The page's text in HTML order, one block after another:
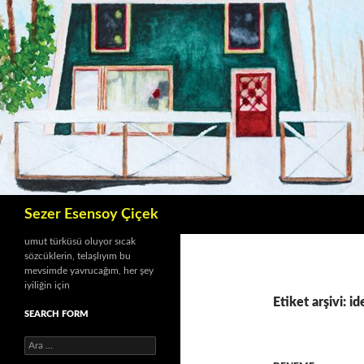
İçeriğe
atla
Sezer Esensoy Çiçek
Etiket arşivi:
umut türküsü oluyor sıcak
sözcüklerin, telaşlıyım bu
mevsimde yavrucağım, her şey
iyiliğin için
SEARCH FORM
A
r